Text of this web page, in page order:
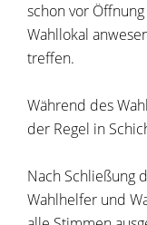
schon vor
Wahllokal
treffen.
Während des
der Regel in
Nach Schließung
Wahlhelfer und